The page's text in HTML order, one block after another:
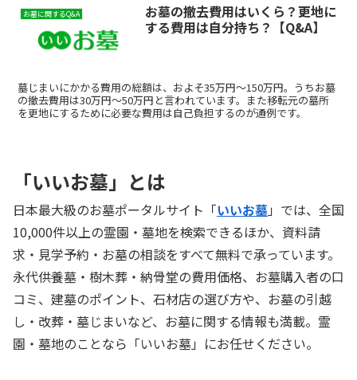
お墓に関するQ&A
お墓の撤去費用はいくら？更地に
する費用は自分持ち？【Q&A】
墓じまいにかかる費用の総額は、およそ35万円～150万円。うちお墓
の撤去費用は30万円～50万円と言われています。また移転元の墓所
を更地にするために必要な費用は自己負担するのが通例です。
「いいお墓」とは
日本最大級のお墓ポータルサイト「いいお墓」では、全国
10,000件以上の霊園・墓地を検索できるほか、資料請
求・見学予約・お墓の相談をすべて無料で承っています。
永代供養墓・樹木葬・納骨堂の費用価格、お墓購入者の口
コミ、建墓のポイント、石材店の選び方や、お墓の引越
し・改葬・墓じまいなど、お墓に関する情報も満載。霊
園・墓地のことなら「いいお墓」にお任せください。